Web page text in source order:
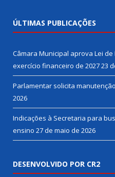
ÚLTIMAS PUBLICAÇÕES
Câmara Municipal aprova Lei
exercício financeiro de 202723
Parlamentar solicita
2026
Indicações à Secretaria para
ensino 27 de maio de 2026
DESENVOLVIDO POR CR2